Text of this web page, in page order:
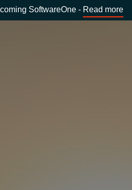
SoftwareOne - Read more